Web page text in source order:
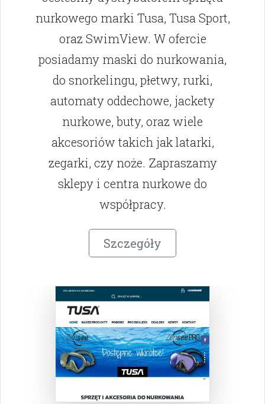
nurkowego marki Tusa, Tusa Sport,
oraz SwimView. W ofercie
posiadamy maski do nurkowania,
do snorkelingu, płetwy, rurki,
automaty oddechowe, jackety
nurkowe, buty, oraz wiele
akcesoriów takich jak latarki,
zegarki, czy noże. Zapraszamy
sklepy i centra nurkowe do
współpracy.
Szczegóły